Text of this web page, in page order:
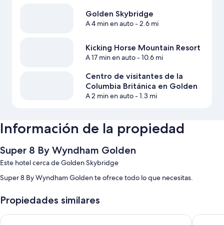
Golden Skybridge
A 4 min en auto- 2.6 mi
Kicking Horse Mountain Resort
A 17 min en auto- 10.6 mi
Centro de visitantes de la
Columbia Británica en Golden
A 2 min en auto- 1.3 mi
Información de la propiedad
Super 8 By Wyndham Golden
Este hotel cerca de Golden Skybridge
Super 8 By Wyndham Golden te ofrece todo lo que necesitas.
Propiedades similares
Golden Village Lodge Mary's